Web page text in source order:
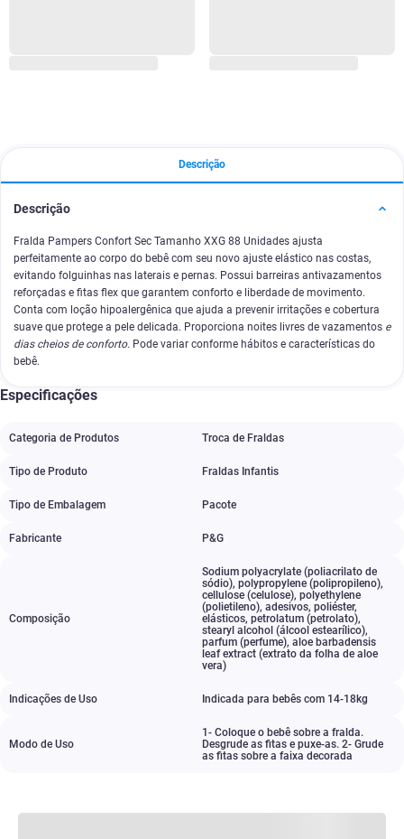
Descrição
Descrição
Fralda Pampers Confort Sec Tamanho XXG 88 Unidades ajusta
perfeitamente ao corpo do bebê com seu novo ajuste elástico nas costas,
evitando folguinhas nas laterais e pernas. Possui barreiras antivazamentos
reforçadas e fitas flex que garantem conforto e liberdade de movimento.
Conta com loção hipoalergênica que ajuda a prevenir irritações e cobertura
suave que protege a pele delicada. Proporciona noites livres de vazamentos e
dias cheios de conforto. Pode variar conforme hábitos e características do
bebê.
Especificações
Categoria de Produtos Troca de Fraldas
Tipo de Produto Fraldas Infantis
Tipo de Embalagem Pacote
Fabricante P&G
Composição
Sodium polyacrylate (poliacrilato de
sódio), polypropylene (polipropileno),
cellulose (celulose), polyethylene
(polietileno), adesivos, poliéster,
elásticos, petrolatum (petrolato),
stearyl alcohol (álcool estearílico),
parfum (perfume), aloe barbadensis
leaf extract (extrato da folha de aloe
vera)
Indicações de Uso Indicada para bebês com 14-18kg
Modo de Uso
1- Coloque o bebê sobre a fralda.
Desgrude as fitas e puxe-as. 2- Grude
as fitas sobre a faixa decorada